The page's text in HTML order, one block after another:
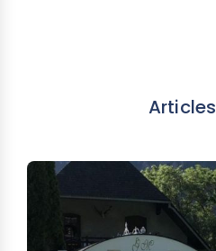
Percer les trous pour les
Les outils dont vous
une barrière verre et
Un crayon ou pointeau